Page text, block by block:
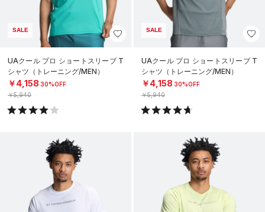
SALE
UAクール プロ ショートスリーブ T
シャツ（トレーニング/MEN）
￥4,158 30%OFF
￥5,940
SALE
UAクール プロ ショートスリーブ T
シャツ（トレーニング/MEN）
￥4,158 30%OFF
￥5,940